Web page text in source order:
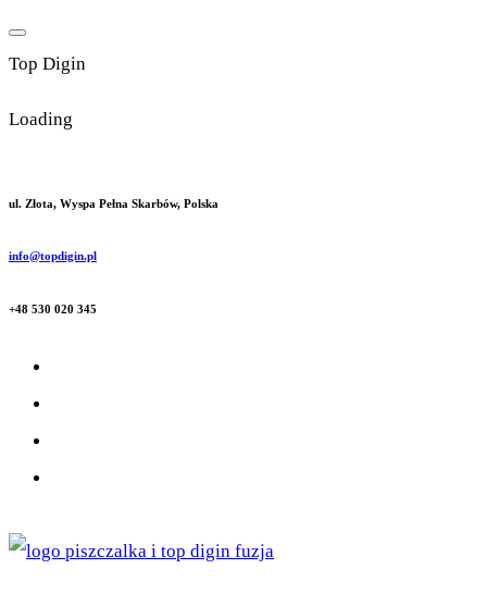
Skip
to
Top Digin
Loading
ul. Złota, Wyspa Pełna Skarbów, Polska
info@topdigin.pl
+48 530 020 345
Top Digin Sklep z Wykrywaczami Stworzony Przez